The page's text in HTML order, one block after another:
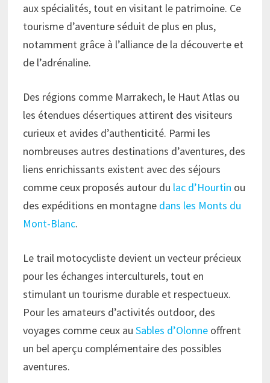
aux spécialités, tout en visitant le patrimoine. Ce
tourisme d’aventure séduit de plus en plus,
notamment grâce à l’alliance de la découverte et
de l’adrénaline.
Des régions comme Marrakech, le Haut Atlas ou
les étendues désertiques attirent des visiteurs
curieux et avides d’authenticité. Parmi les
nombreuses autres destinations d’aventures, des
liens enrichissants existent avec des séjours
comme ceux proposés autour du lac d’Hourtin ou
des expéditions en montagne dans les Monts du
Mont-Blanc.
Le trail motocycliste devient un vecteur précieux
pour les échanges interculturels, tout en
stimulant un tourisme durable et respectueux.
Pour les amateurs d’activités outdoor, des
voyages comme ceux auSables d’Olonne offrent
un bel aperçu complémentaire des possibles
aventures.